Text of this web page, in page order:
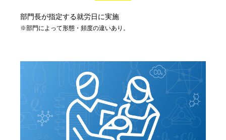
部門長が指定する就労日に実施
※部門によって形態・頻度の違いあり。